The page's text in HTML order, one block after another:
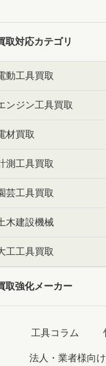
取対応カテゴリ
動工具買取
ンジン工具買取
材買取
測工具買取
芸工具買取
木建設機械
工工具買取
取強化メーカー
工具コラム
法人・業者様向